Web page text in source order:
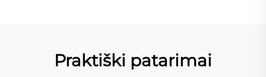
Praktiški patarimai